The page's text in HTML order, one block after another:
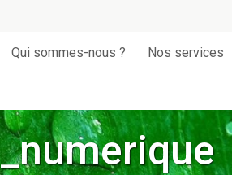
Qui sommes-nous ? Nos services